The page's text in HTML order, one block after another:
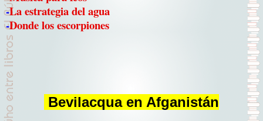
-La estrategia del agua
-Donde los escorpiones
Bevilacqua en Afganistán